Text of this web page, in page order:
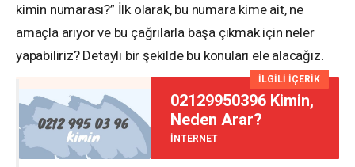
kimin numarası?” İlk olarak, bu numara kime ait, ne
amaçla arıyor ve bu çağrılarla başa çıkmak için neler
yapabiliriz? Detaylı bir şekilde bu konuları ele alacağız.
İLGİLİ İÇERİK
02129950396 Kimin,
Neden Arar?
İNTERNET